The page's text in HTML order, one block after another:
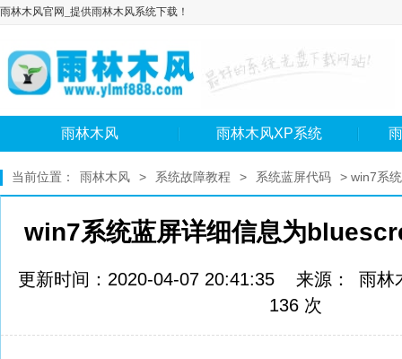
雨林木风官网_提供雨林木风系统下载！
雨林木风 雨林木风XP系统
当前位置： 雨林木风 > 系统故障教程 > 系统蓝屏代码
> win7系
win7系统蓝屏详细信息为
更新时间：2020-04-07 20:41:35 来源：
雨林
136 次